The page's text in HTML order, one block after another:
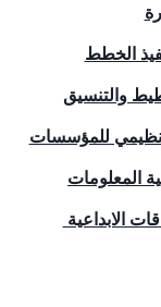
الخطط
والتنسيق
للمؤسسات
المعلومات
الابداعية